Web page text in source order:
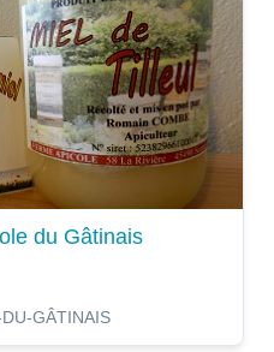
du Gâtinais
GÂTINAIS